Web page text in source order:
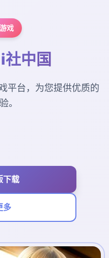
戏
中国
平台，为您提供优质的
。
下载
多